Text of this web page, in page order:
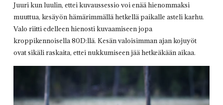
Juuri kun luulin, ettei kuvaussessio voi enää hienommaksi
muuttua, kesäyön hämärimmällä hetkellä paikalle asteli karhu.
Valo riitti edelleen hienosti kuvaamiseen jopa
kroppikennoisella 80D:llä. Kesän valoisimman ajan kojuyöt
ovat sikäli raskaita, ettei nukkumiseen jää hetkeäkään aikaa.